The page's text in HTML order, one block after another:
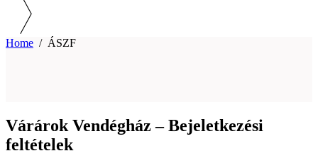
Home / ÁSZF
Várárok Vendégház – Bejeletkezési
feltételek